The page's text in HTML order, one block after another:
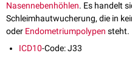
Nasennebenhöhlen. Es handelt
Schleimhautwucherung, die in
oder Endometriumpolypen steht.
ICD10-Code: J33